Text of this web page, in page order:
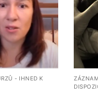
- IHNED K